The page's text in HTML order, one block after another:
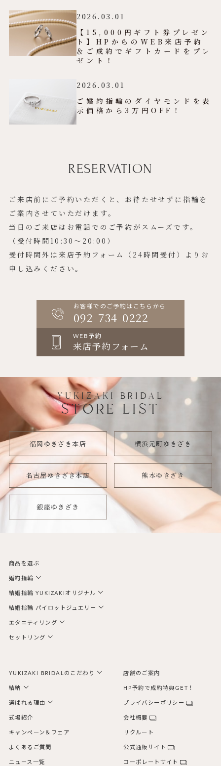
2026.03.01
【15,000円ギフト券プレゼン
ト】HPからのWEB来店予約
＆ご成約でギフトカードをプレ
ゼント！
2026.03.01
ご婚約指輪のダイヤモンドを表
示価格から3万円OFF！
RESERVATION
ご来店前にご予約いただくと、お待たせせずに指輪を
ご案内させていただけます。
当日のご来店はお電話でのご予約がスムーズです。
（受付時間10:30〜20:00）
受付時間外は来店予約フォーム（24時間受付）よりお
申し込みください。
お客様でのご予約はこちらから
092-734-0222
WEB予約
来店予約フォーム
YUKIZAKI BRIDAL
STORE LIST
福岡ゆきざき本店 横浜元町ゆきざき
名古屋ゆきざき本店 熊本ゆきざき
銀座ゆきざき
商品を選ぶ
婚約指輪
結婚指輪 YUKIZAKIオリジナル
結婚指輪 パイロットジュエリー
エタニティリング
セットリング
YUKIZAKI BRIDALのこだわり
結納
選ばれる理由
式場紹介
キャンペーン＆フェア
よくあるご質問
ニュース一覧
店舗のご案内
HP予約で成約特典GET！
プライバシーポリシー
会社概要
リクルート
公式通販サイト
コーポレートサイト